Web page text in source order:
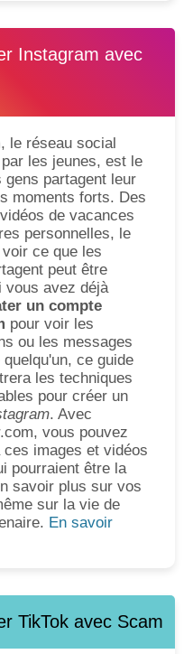
Instagram avec
le réseau social
les jeunes, est le
gens partagent leur
moments forts. Des
de vacances
personnelles, le
ce que les
peut être
vous avez déjà
un compte
pour voir les
ou les messages
ce guide
les techniques
pour créer un
. Avec
vous pouvez
ces images et vidéos
pourraient être la
savoir plus sur vos
sur la vie de
En savoir
TikTok avec Scam